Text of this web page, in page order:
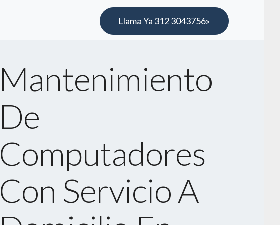
Llama Ya 312 3043756»
Mantenimiento
De
Computadores
Con Servicio A